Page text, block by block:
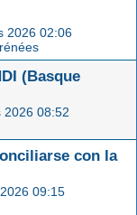
2026 02:06
(Basque
2026 08:52
con la
09:15